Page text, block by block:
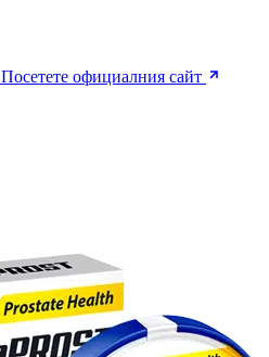
Посетете официалния сайт